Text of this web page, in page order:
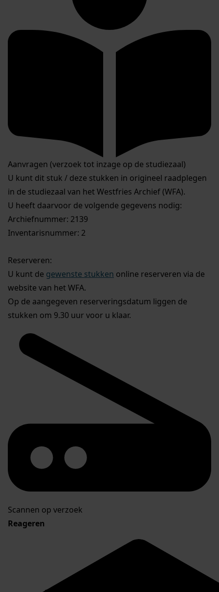
Aanvragen (verzoek tot inzage op de studiezaal)
U kunt dit stuk / deze stukken in origineel raadplegen
in de studiezaal van het Westfries Archief (WFA).
U heeft daarvoor de volgende gegevens nodig:
Archiefnummer: 2139
Inventarisnummer: 2
Reserveren:
U kunt de gewenste stukken online reserveren via de
website van het WFA.
Op de aangegeven reserveringsdatum liggen de
stukken om 9.30 uur voor u klaar.
Scannen op verzoek
Reageren